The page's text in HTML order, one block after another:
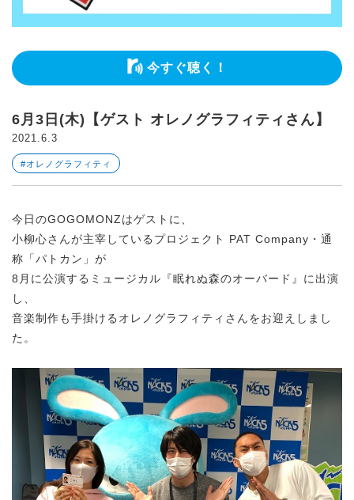
今すぐ聴く！
6月3日(木)【ゲスト オレノグラフィティさん】
2021.6.3
#オレノグラフィティ
今日のGOGOMONZはゲストに、
小柳心さんが主宰しているプロジェクト PAT Company・通
称「パトカン」が
8月に公演するミュージカル『眠れぬ森のオーバード』に出演
し、
音楽制作も手掛けるオレノグラフィティさんをお迎えしまし
た。